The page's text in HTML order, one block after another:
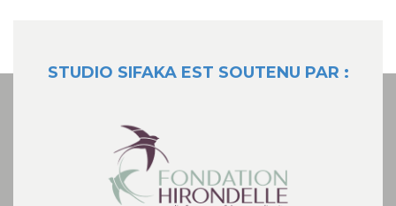
STUDIO SIFAKA EST SOUTENU PAR :